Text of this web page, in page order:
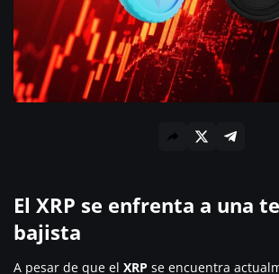
El XRP se enfrenta a una
bajista
A pesar de que el XRP se encuentra